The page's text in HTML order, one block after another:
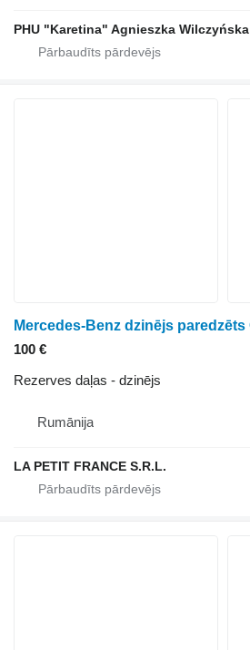
PHU "Karetina" Agnieszka Wilczyńska
100 €
Rezerves daļas - dzinējs
Rumānija
LA PETIT FRANCE S.R.L.